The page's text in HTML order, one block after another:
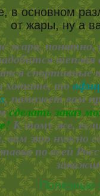
в основном
от жары, ну а
жара, понятно,
хотите, то
, поможет вам
сделать заказ
К тому же,
вам это нужно
по всей
Полезные